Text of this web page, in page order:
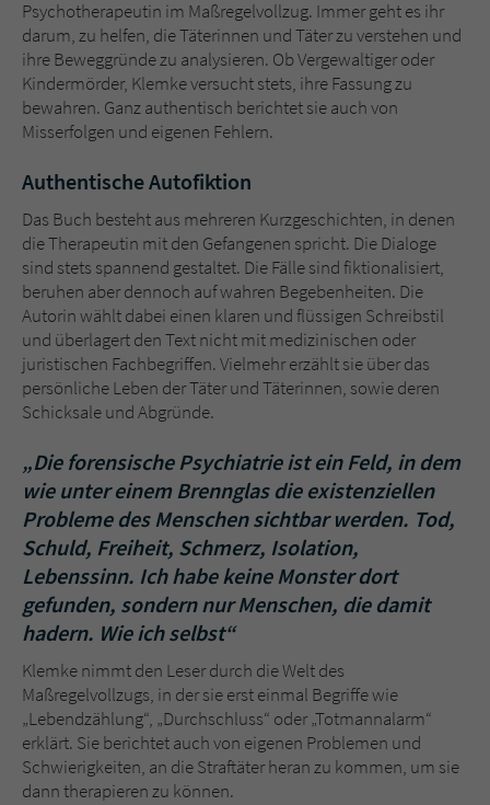
Psychotherapeutin im Maßregelvollzug. Immer geht es ihr
darum, zu helfen, die Täterinnen und Täter zu verstehen und
ihre Beweggründe zu analysieren. Ob Vergewaltiger oder
Kindermörder, Klemke versucht stets, ihre Fassung zu
bewahren. Ganz authentisch berichtet sie auch von
Misserfolgen und eigenen Fehlern.
Authentische Autofiktion
Das Buch besteht aus mehreren Kurzgeschichten, in denen
die Therapeutin mit den Gefangenen spricht. Die Dialoge
sind stets spannend gestaltet. Die Fälle sind fiktionalisiert,
beruhen aber dennoch auf wahren Begebenheiten. Die
Autorin wählt dabei einen klaren und flüssigen Schreibstil
und überlagert den Text nicht mit medizinischen oder
juristischen Fachbegriffen. Vielmehr erzählt sie über das
persönliche Leben der Täter und Täterinnen, sowie deren
Schicksale und Abgründe.
„Die forensische Psychiatrie ist ein Feld, in dem
wie unter einem Brennglas die existenziellen
Probleme des Menschen sichtbar werden. Tod,
Schuld, Freiheit, Schmerz, Isolation,
Lebenssinn. Ich habe keine Monster dort
gefunden, sondern nur Menschen, die damit
hadern. Wie ich selbst“
Klemke nimmt den Leser durch die Welt des
Maßregelvollzugs, in der sie erst einmal Begriffe wie
„Lebendzählung“, „Durchschluss“ oder „Totmannalarm“
erklärt. Sie berichtet auch von eigenen Problemen und
Schwierigkeiten, an die Straftäter heran zu kommen, um sie
dann therapieren zu können.
Sicherheitscode des Kontaktformulars zu
überprüfen.